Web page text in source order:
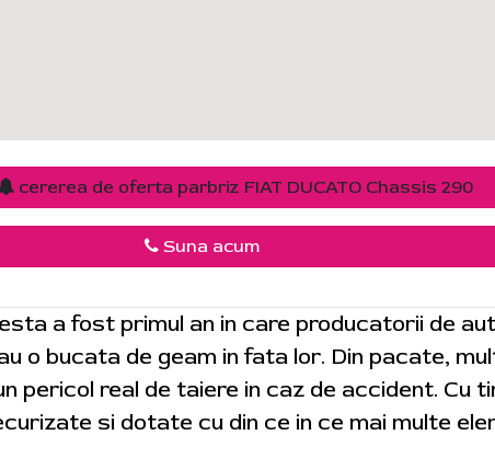
cererea de oferta parbriz FIAT DUCATO Chassis 290
Suna acum
a fost primul an in care producatorii de
o bucata de geam in fata lor. Din pacate,
pericol real de taiere in caz de accident. Cu
si dotate cu din ce in ce mai multe